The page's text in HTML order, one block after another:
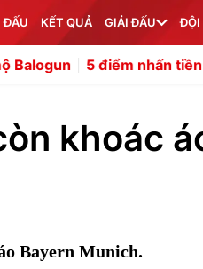
ĐẤU KẾT QUẢ GIẢI ĐẤU ĐỘI
nhấn tiền mùa giải
khoác
Bayern Munich.